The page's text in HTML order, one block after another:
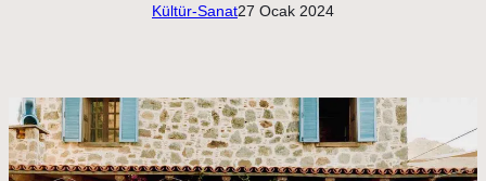
Kültür-Sanat27 Ocak 2024